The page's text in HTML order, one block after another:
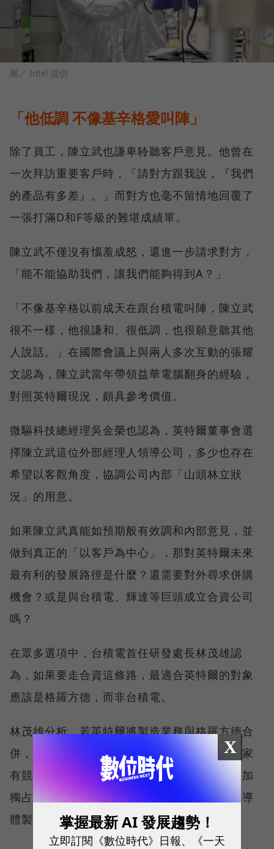
圖／ Intel 提供
「他低調 不像基辛格愛叫陣」
除了員工，陳立武也謙卑聆聽客戶意見。他曾在
一次拜訪重要客戶時，「請對方跟我說，『我們
的產品有多差』。」而對方也毫不留情地回覆了
一張打滿D和F等級的難堪成績單。
陳立武不僅沒有惱羞成怒，還進一步請求對方，
「能不能協助我們，讓我們能夠得到A？」
「不像基辛格以前成天在跟台積電叫陣，陳立武
很不一樣，他很謙和、很低調，也很願意聽其他
人說話。」在國際會議上與兩人多次互動的張耀
文認為，陳立武當年帶領益華電腦翻身的經驗，
對照英特爾現況，頗具參考價值。
微驅科技總經理吳金榮也認為，英特爾董事會選
擇陳立武這位外部經理人領導公司，多少也存在
希望以客觀角度，協調公司內部「山頭林立狀
況」的用意。
如果陳立武真能如預期般有效調和內部意見，並
做到真正的「以客戶為中心」，那對英特爾未來
最有利的發展路徑是什麼？還需要對外尋求併購
機會？或是與台積電、輝達等巨頭成立合資公司
嗎？
在眾多選項中，台積電首任研發處長林茂雄認
為，如果要走合資這條路，最適合英特爾的對象
應該是格羅方德，而非台積電。
林茂雄分析，若英特爾將製造業務與格羅方德合
併，除了本身可以專心開發產品，也是扶持一家
有競爭力的美國晶圓代工廠，而非讓台積電更加
獨占。這是對產業界有利，也是讓美國重回半導
體製造的最佳策略。
X
掌握最新 AI 發展趨勢！
立即訂閱《數位時代》日報、《一天